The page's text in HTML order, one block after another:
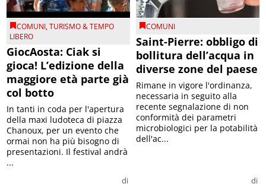
COMUNI,TURISMO & TEMPO
LIBERO
GiocAosta: Ciak si
gioca! L’edizione della
maggiore età parte già
col botto
di
In tanti in coda per l'apertura
della maxi ludoteca di piazza
Chanoux, per un evento che
ormai non ha più bisogno di
presentazioni. Il festival andrà
...
COMUNI
Saint-Pierre: obbligo di
bollitura dell’acqua in
diverse zone del paese
di
Rimane in vigore l'ordinanza,
necessaria in seguito alla
recente segnalazione di non
conformità dei parametri
microbiologici per la potabilità
dell'ac...